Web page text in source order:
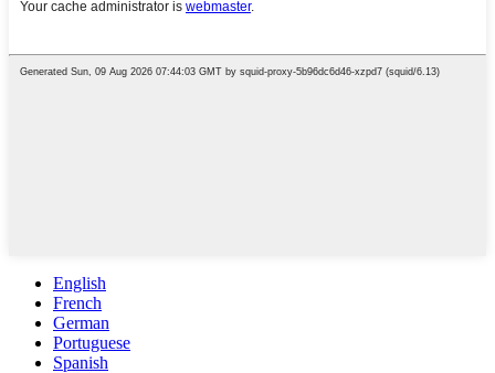
English
French
German
Portuguese
Spanish